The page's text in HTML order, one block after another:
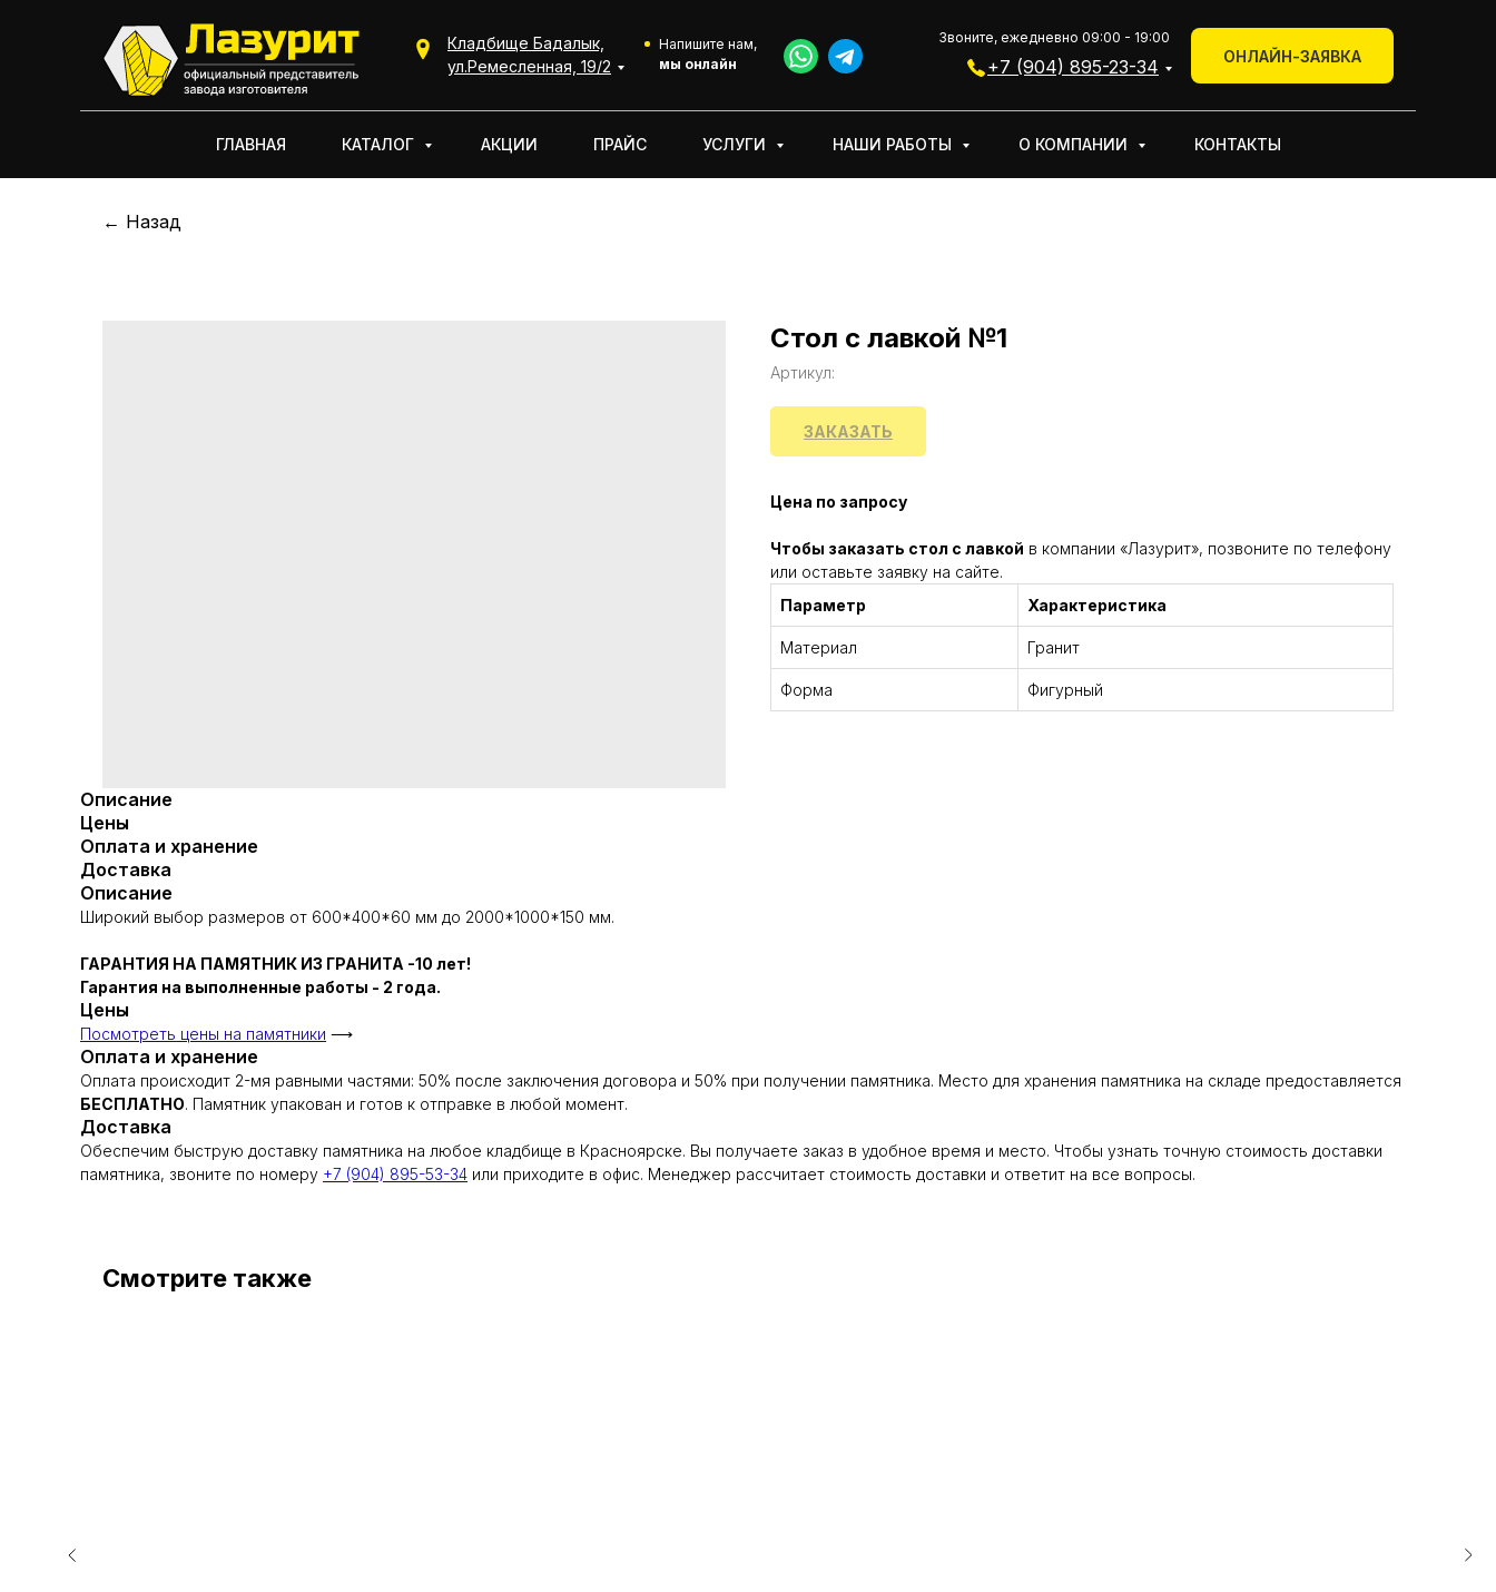
Звоните, ежедневно 09:00 - 19:00
Напишите нам,
мы онлайн
Кладбище Бадалык,
ул.Ремесленная, 19/2
ОНЛАЙН-ЗАЯВКА
+7 (904) 895-23-34
+7 (904) 895-23-34
КОНТАКТЫ
О КОМПАНИИ
НАШИ РАБОТЫ
АКЦИИ УСЛУГИ
Онлайн-заявка
КАТАЛОГ
ГЛАВНАЯ КАТАЛОГ АКЦИИ ПРАЙС УСЛУГИ НАШИ РАБОТЫ О КОМПАНИИ КОНТАКТЫ
← Назад
Стол с лавкой №1
Артикул:
ЗАКАЗАТЬ
Цена по запросу
Чтобы заказать стол с лавкой в компании «Лазурит», позвоните по телефону
или оставьте заявку на сайте.
Параметр
Характеристика
Материал Гранит
Форма Фигурный
Описание
Цены
Оплата и хранение
Доставка
Описание
Широкий выбор размеров от 600*400*60 мм до 2000*1000*150 мм.
ГАРАНТИЯ НА ПАМЯТНИК ИЗ ГРАНИТА -10 лет!
Гарантия на выполненные работы - 2 года.
Цены
Посмотреть цены на памятники ⟶
Оплата и хранение
Оплата происходит 2-мя равными частями: 50% после заключения договора и 50% при получении памятника. Место для хранения памятника на складе предоставляется
БЕСПЛАТНО. Памятник упакован и готов к отправке в любой момент.
Доставка
Обеспечим быструю доставку памятника на любое кладбище в Красноярске. Вы получаете заказ в удобное время и место. Чтобы узнать точную стоимость доставки
памятника, звоните по номеру +7 (904) 895-53-34 или приходите в офис. Менеджер рассчитает стоимость доставки и ответит на все вопросы.
Смотрите также